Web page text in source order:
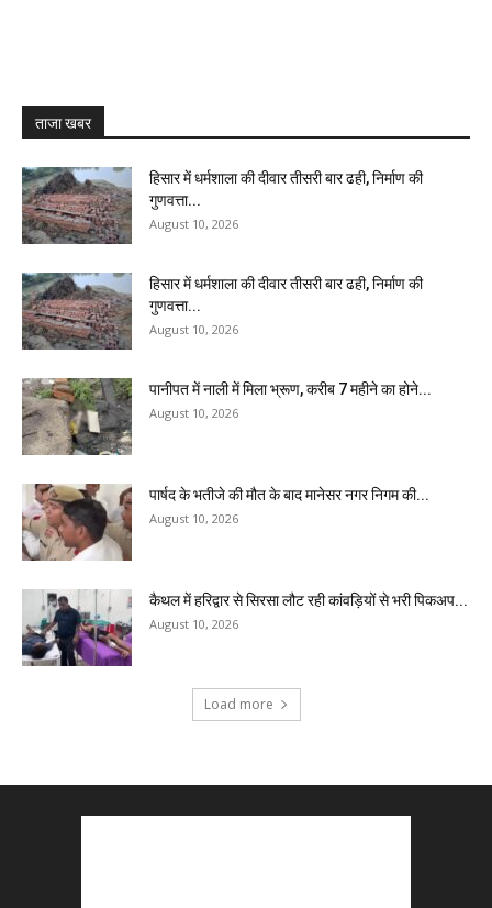
ताजा खबर
हिसार में धर्मशाला की दीवार तीसरी बार ढही, निर्माण की
गुणवत्ता...
August 10, 2026
हिसार में धर्मशाला की दीवार तीसरी बार ढही, निर्माण की
गुणवत्ता...
August 10, 2026
पानीपत में नाली में मिला भ्रूण, करीब 7 महीने का होने...
August 10, 2026
पार्षद के भतीजे की मौत के बाद मानेसर नगर निगम की...
August 10, 2026
कैथल में हरिद्वार से सिरसा लौट रही कांवड़ियों से भरी पिकअप...
August 10, 2026
Load more